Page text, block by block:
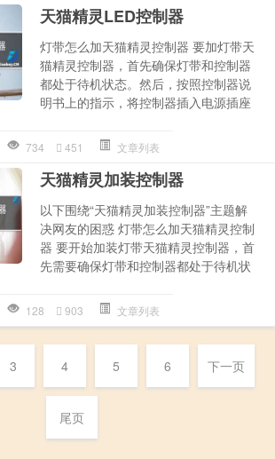
天猫精灵LED控制器
灯带怎么加天猫精灵控制器 要加灯带天
猫精灵控制器，首先确保灯带和控制器
都处于待机状态。然后，按照控制器说
明书上的指示，将控制器插入电源插座
734 451 文章列表
天猫精灵加装控制器
以下围绕“天猫精灵加装控制器”主题解
决网友的困惑 灯带怎么加天猫精灵控制
器 要开始加装灯带天猫精灵控制器，首
先需要确保灯带和控制器都处于待机状
128 903 文章列表
3 4 5 6 下一页
尾页